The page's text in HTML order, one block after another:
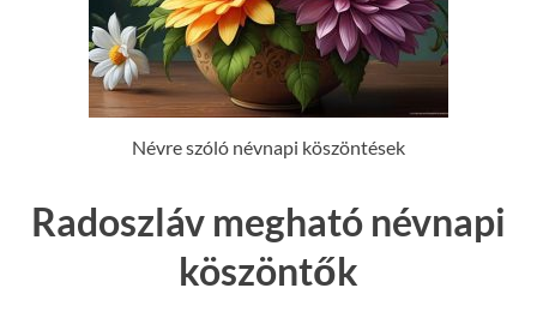
Névre szóló névnapi köszöntések
Radoszláv megható névnapi
köszöntők